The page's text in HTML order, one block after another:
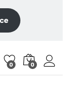
0 0